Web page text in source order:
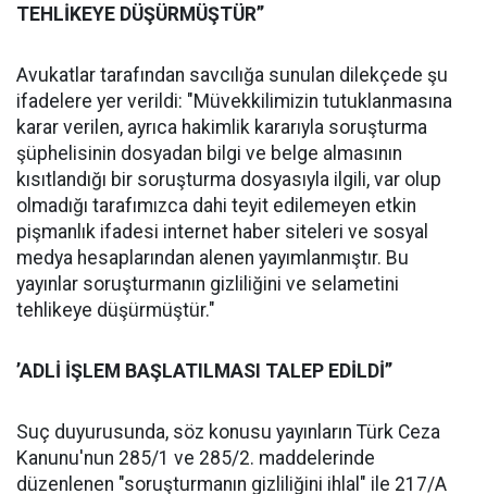
TEHLİKEYE DÜŞÜRMÜŞTÜR’’
Avukatlar tarafından savcılığa sunulan dilekçede şu
ifadelere yer verildi: "Müvekkilimizin tutuklanmasına
karar verilen, ayrıca hakimlik kararıyla soruşturma
şüphelisinin dosyadan bilgi ve belge almasının
kısıtlandığı bir soruşturma dosyasıyla ilgili, var olup
olmadığı tarafımızca dahi teyit edilemeyen etkin
pişmanlık ifadesi internet haber siteleri ve sosyal
medya hesaplarından alenen yayımlanmıştır. Bu
yayınlar soruşturmanın gizliliğini ve selametini
tehlikeye düşürmüştür."
’ADLİ İŞLEM BAŞLATILMASI TALEP EDİLDİ’’
Suç duyurusunda, söz konusu yayınların Türk Ceza
Kanunu'nun 285/1 ve 285/2. maddelerinde
düzenlenen "soruşturmanın gizliliğini ihlal" ile 217/A